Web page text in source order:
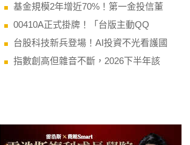
基金規模2年增近70%！第一金投信董
00410A正式掛牌！「台版主動QQ
台股科技新兵登場！AI投資不光看護國
指數創高但雜音不斷，2026下半年該